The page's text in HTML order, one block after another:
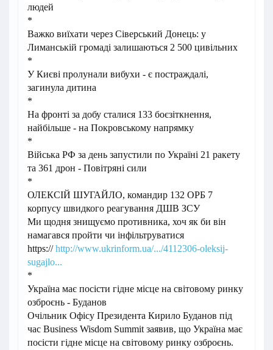
людей
*
Важко виїхати через Сіверський Донець: у
Лиманській громаді залишаються 2 500 цивільних
*
У Києві пролунали вибухи - є постраждалі,
загинула дитина
*
На фронті за добу сталися 133 боєзіткнення,
найбільше - на Покровському напрямку
*
Війська РФ за день запустили по Україні 21 ракету
та 361 дрон - Повітряні сили
*
ОЛЕКСІЙ ШУГАЙЛО, командир 132 ОРБ 7
корпусу швидкого реагування ДШВ ЗСУ
Ми щодня знищуємо противника, хоч як би він
намагався пройти чи інфільтруватися
https://http://www.ukrinform.ua/.../4112306-oleksij-
sugajlo...
*
Україна має посісти гідне місце на світовому ринку
озброєнь - Буданов
Очільник Офісу Президента Кирило Буданов під
час Business Wisdom Summit заявив, що Україна має
посісти гідне місце на світовому ринку озброєнь.